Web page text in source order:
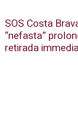
SOS Costa
“nefasta”
retirada